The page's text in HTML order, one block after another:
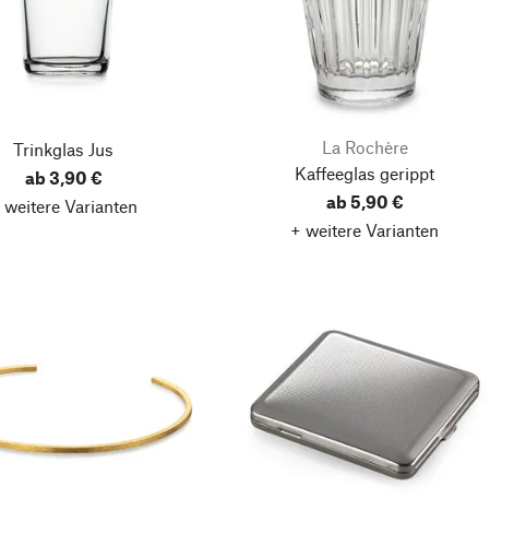
Trinkglas Jus
ab 3,90 €
weitere Varianten
La Rochère
Kaffeeglas gerippt
ab 5,90 €
+ weitere Varianten